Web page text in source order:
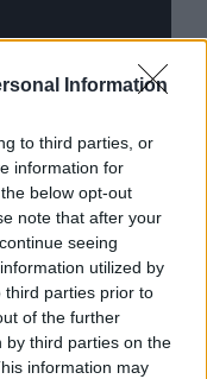
Information
to third parties, or
information for
below opt-out
note that after your
seeing
utilized by
third parties prior to
of the further
by third parties on the
information may
στη
της OpenAI για
εμπορικών